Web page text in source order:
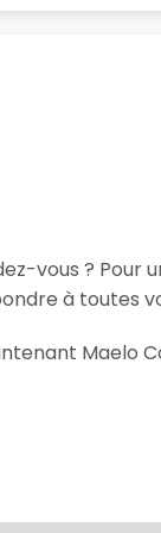
vous ? Pour
à toutes
Maelo